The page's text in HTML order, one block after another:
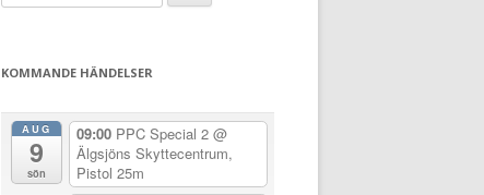
efter:
KOMMANDE HÄNDELSER
AUG
9
sön
09:00 PPC Special 2 @
Älgsjöns Skyttecentrum,
Pistol 25m